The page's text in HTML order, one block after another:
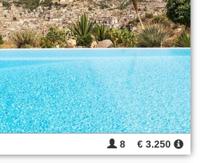
8 € 3.250